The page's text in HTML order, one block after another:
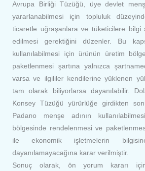
Avrupa Birliği Tüzüğü, üye devlet
yararlanabilmesi için topluluk
ticaretle uğraşanlara ve tüketicilere bilgi
edilmesi gerektiğini düzenler. Bu
kullanılabilmesi için ürünün üretim
paketlenmesi şartına yalnızca
varsa ve ilgililer kendilerine yüklenen
tam olarak biliyorlarsa dayanılabilir.
Konsey Tüzüğü yürürlüğe girdikten
Padano menşe adının
bölgesinde rendelenmesi ve
ile ekonomik işletmelerin
dayanılamayacağına karar verilmiştir.
Sonuç olarak, ön yorum kararı için